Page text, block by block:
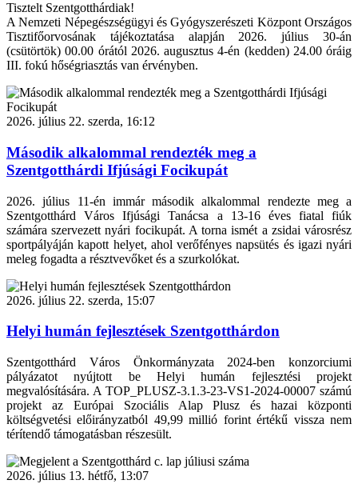
Tisztelt Szentgotthárdiak!
A Nemzeti Népegészségügyi és Gyógyszerészeti Központ Országos
Tisztifőorvosának tájékoztatása alapján 2026. július 30-án
(csütörtök) 00.00 órától 2026. augusztus 4-én (kedden) 24.00 óráig
III. fokú hőségriasztás van érvényben.
2026. július 22. szerda, 16:12
Második alkalommal rendezték meg a
Szentgotthárdi Ifjúsági Focikupát
2026. július 11-én immár második alkalommal rendezte meg a
Szentgotthárd Város Ifjúsági Tanácsa a 13-16 éves fiatal fiúk
számára szervezett nyári focikupát. A torna ismét a zsidai városrész
sportpályáján kapott helyet, ahol verőfényes napsütés és igazi nyári
meleg fogadta a résztvevőket és a szurkolókat.
2026. július 22. szerda, 15:07
Helyi humán fejlesztések Szentgotthárdon
Szentgotthárd Város Önkormányzata 2024-ben konzorciumi
pályázatot nyújtott be Helyi humán fejlesztési projekt
megvalósítására. A TOP_PLUSZ-3.1.3-23-VS1-2024-00007 számú
projekt az Európai Szociális Alap Plusz és hazai központi
költségvetési előirányzatból 49,99 millió forint értékű vissza nem
térítendő támogatásban részesült.
2026. július 13. hétfő, 13:07